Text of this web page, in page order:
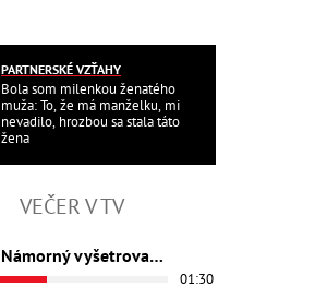
PARTNERSKÉ VZŤAHY
Bola som milenkou ženatého
muža: To, že má manželku, mi
nevadilo, hrozbou sa stala táto
žena
VEČER V TV
NCIS - Námorný vyšetrovací úrad
01:30